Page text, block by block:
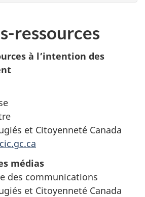
ressources
à l’intention des
et Citoyenneté Canada
médias
des communications
et Citoyenneté Canada